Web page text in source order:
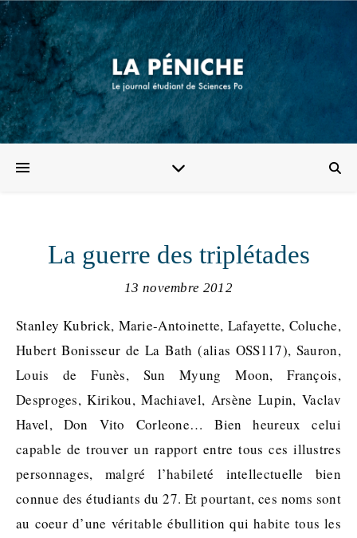
La guerre des triplétades
13 novembre 2012
Stanley Kubrick, Marie-Antoinette, Lafayette, Coluche,
Hubert Bonisseur de La Bath (alias OSS117), Sauron,
Louis de Funès, Sun Myung Moon, François,
Desproges, Kirikou, Machiavel, Arsène Lupin, Vaclav
Havel, Don Vito Corleone… Bien heureux celui
capable de trouver un rapport entre tous ces illustres
personnages, malgré l’habileté intellectuelle bien
connue des étudiants du 27. Et pourtant, ces noms sont
au coeur d’une véritable ébullition qui habite tous les